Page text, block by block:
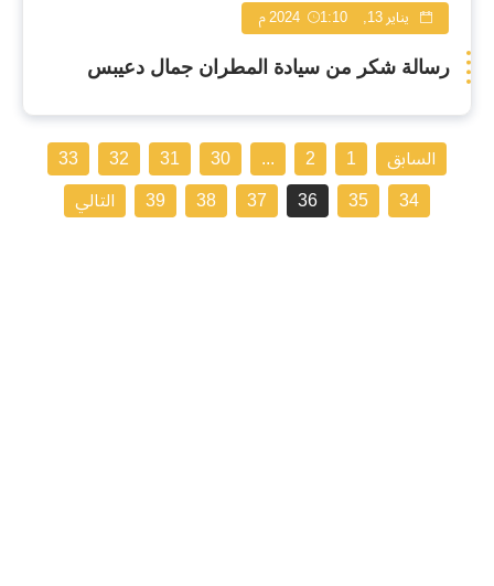
يناير 13, 2024 1:10 م
رسالة شكر من سيادة المطران جمال دعيبس
السابق 1
2
...
30
31
32
33
34
35
36
37
38
39 التالي